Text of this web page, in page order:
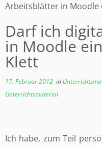
Arbeitsblätter in Moodle
Darf ich
in Moodle
Klett
17. Februar 2012 in
Unterrichtsmaterial
Ich habe, zum Teil